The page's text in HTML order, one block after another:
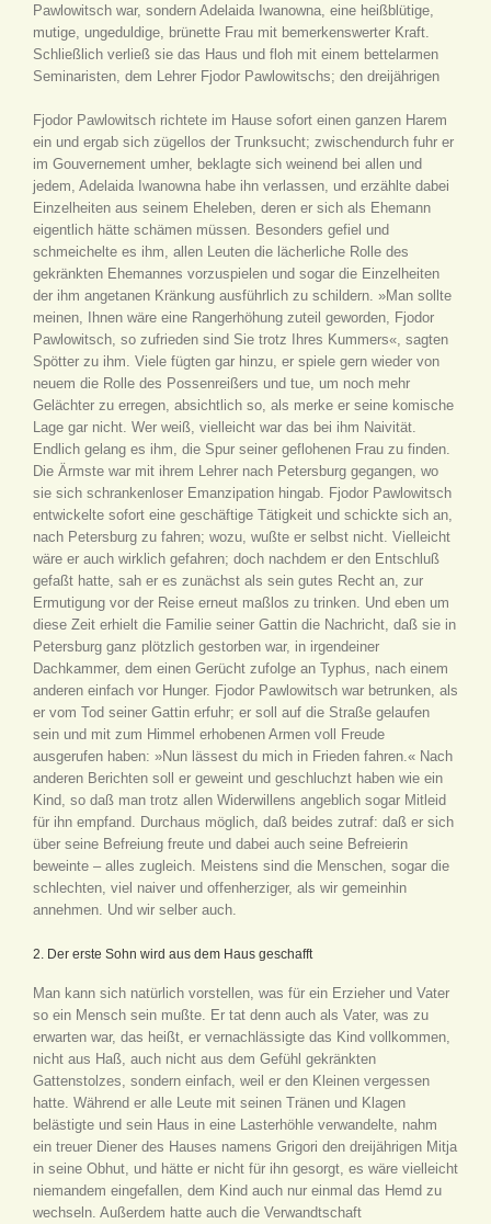
Pawlowitsch war, sondern Adelaida Iwanowna, eine heißblütige,
mutige, ungeduldige, brünette Frau mit bemerkenswerter Kraft.
Schließlich verließ sie das Haus und floh mit einem bettelarmen
Seminaristen, dem Lehrer Fjodor Pawlowitschs; den dreijährigen
Fjodor Pawlowitsch richtete im Hause sofort einen ganzen Harem
ein und ergab sich zügellos der Trunksucht; zwischendurch fuhr er
im Gouvernement umher, beklagte sich weinend bei allen und
jedem, Adelaida Iwanowna habe ihn verlassen, und erzählte dabei
Einzelheiten aus seinem Eheleben, deren er sich als Ehemann
eigentlich hätte schämen müssen. Besonders gefiel und
schmeichelte es ihm, allen Leuten die lächerliche Rolle des
gekränkten Ehemannes vorzuspielen und sogar die Einzelheiten
der ihm angetanen Kränkung ausführlich zu schildern. »Man sollte
meinen, Ihnen wäre eine Rangerhöhung zuteil geworden, Fjodor
Pawlowitsch, so zufrieden sind Sie trotz Ihres Kummers«, sagten
Spötter zu ihm. Viele fügten gar hinzu, er spiele gern wieder von
neuem die Rolle des Possenreißers und tue, um noch mehr
Gelächter zu erregen, absichtlich so, als merke er seine komische
Lage gar nicht. Wer weiß, vielleicht war das bei ihm Naivität.
Endlich gelang es ihm, die Spur seiner geflohenen Frau zu finden.
Die Ärmste war mit ihrem Lehrer nach Petersburg gegangen, wo
sie sich schrankenloser Emanzipation hingab. Fjodor Pawlowitsch
entwickelte sofort eine geschäftige Tätigkeit und schickte sich an,
nach Petersburg zu fahren; wozu, wußte er selbst nicht. Vielleicht
wäre er auch wirklich gefahren; doch nachdem er den Entschluß
gefaßt hatte, sah er es zunächst als sein gutes Recht an, zur
Ermutigung vor der Reise erneut maßlos zu trinken. Und eben um
diese Zeit erhielt die Familie seiner Gattin die Nachricht, daß sie in
Petersburg ganz plötzlich gestorben war, in irgendeiner
Dachkammer, dem einen Gerücht zufolge an Typhus, nach einem
anderen einfach vor Hunger. Fjodor Pawlowitsch war betrunken, als
er vom Tod seiner Gattin erfuhr; er soll auf die Straße gelaufen
sein und mit zum Himmel erhobenen Armen voll Freude
ausgerufen haben: »Nun lässest du mich in Frieden fahren.« Nach
anderen Berichten soll er geweint und geschluchzt haben wie ein
Kind, so daß man trotz allen Widerwillens angeblich sogar Mitleid
für ihn empfand. Durchaus möglich, daß beides zutraf: daß er sich
über seine Befreiung freute und dabei auch seine Befreierin
beweinte – alles zugleich. Meistens sind die Menschen, sogar die
schlechten, viel naiver und offenherziger, als wir gemeinhin
annehmen. Und wir selber auch.
2. Der erste Sohn wird aus dem Haus geschafft
Man kann sich natürlich vorstellen, was für ein Erzieher und Vater
so ein Mensch sein mußte. Er tat denn auch als Vater, was zu
erwarten war, das heißt, er vernachlässigte das Kind vollkommen,
nicht aus Haß, auch nicht aus dem Gefühl gekränkten
Gattenstolzes, sondern einfach, weil er den Kleinen vergessen
hatte. Während er alle Leute mit seinen Tränen und Klagen
belästigte und sein Haus in eine Lasterhöhle verwandelte, nahm
ein treuer Diener des Hauses namens Grigori den dreijährigen Mitja
in seine Obhut, und hätte er nicht für ihn gesorgt, es wäre vielleicht
niemandem eingefallen, dem Kind auch nur einmal das Hemd zu
wechseln. Außerdem hatte auch die Verwandtschaft